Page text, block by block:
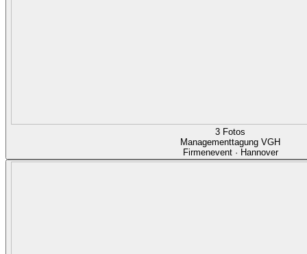
3 Fotos
Managementtagung VGH
Firmenevent · Hannover